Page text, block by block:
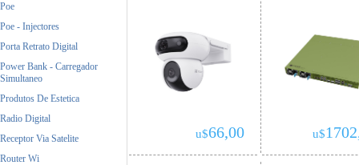
Poe
Poe - Injectores
Porta Retrato Digital
Power Bank - Carregador
Simultaneo
Produtos De Estetica
Radio Digital
Receptor Via Satelite
Router Wi
u$66,00 u$